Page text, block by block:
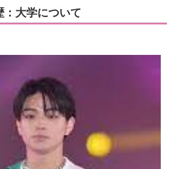
：大学について